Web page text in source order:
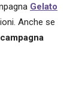
Gelato
Anche se